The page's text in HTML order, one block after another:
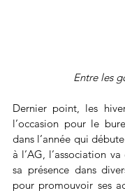
Entre les
Dernier point, les
l’occasion pour le
dans l’année qui
à l’AG, l’association va
sa présence dans
pour promouvoir ses